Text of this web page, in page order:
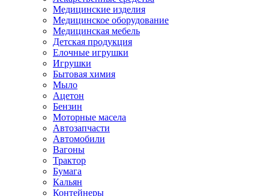
Медицинские изделия
Медицинское оборудование
Медицинская мебель
Детская продукция
Елочные игрушки
Игрушки
Бытовая химия
Мыло
Ацетон
Бензин
Моторные масела
Автозапчасти
Автомобили
Вагоны
Трактор
Бумага
Кальян
Контейнеры